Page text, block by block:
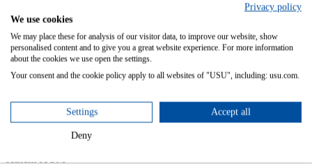
zusammen: „Für
Unternehmen,
die eine einfach
zu bedienende,
skalierbare,
Management-
Lösung suchen,
Privacy policy
We use cookies
We may place these for analysis of our visitor data, to improve our website, show
personalised content and to give you a great website experience. For more information
about the cookies we use open the settings.
Your consent and the cookie policy apply to all websites of "USU", including: usu.com.
Settings Accept all
Deny